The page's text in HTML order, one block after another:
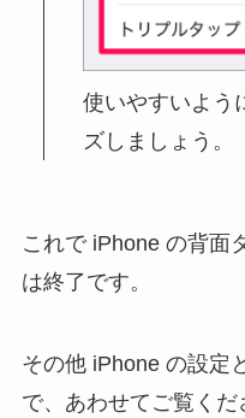
使いやすいよう
ズしましょう。
これで iPhone の背面
は終了です。
その他 iPhone の設定
で、あわせてご覧くだ